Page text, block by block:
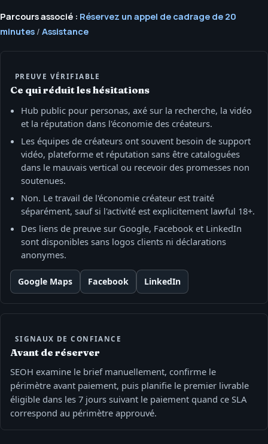
Parcours associé : Réservez un appel de cadrage de 20
minutes / Assistance
PREUVE VÉRIFIABLE
Ce qui réduit les hésitations
Hub public pour personas, axé sur la recherche, la vidéo
et la réputation dans l'économie des créateurs.
Les équipes de créateurs ont souvent besoin de support
vidéo, plateforme et réputation sans être cataloguées
dans le mauvais vertical ou recevoir des promesses non
soutenues.
Non. Le travail de l'économie créateur est traité
séparément, sauf si l'activité est explicitement lawful 18+.
Des liens de preuve sur Google, Facebook et LinkedIn
sont disponibles sans logos clients ni déclarations
anonymes.
Google Maps Facebook LinkedIn
SIGNAUX DE CONFIANCE
Avant de réserver
SEOH examine le brief manuellement, confirme le
périmètre avant paiement, puis planifie le premier livrable
éligible dans les 7 jours suivant le paiement quand ce SLA
correspond au périmètre approuvé.